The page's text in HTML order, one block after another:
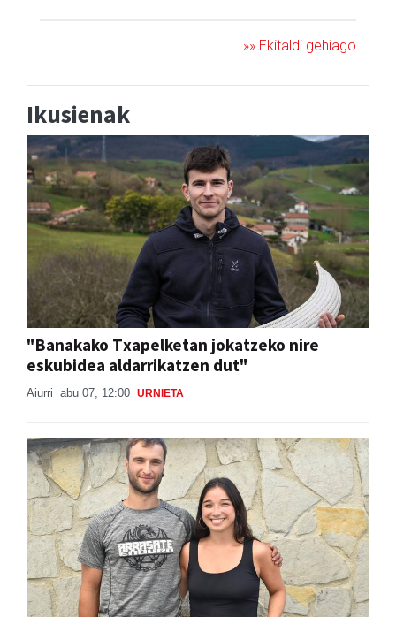
»» Ekitaldi gehiago
Ikusienak
"Banakako Txapelketan jokatzeko nire
eskubidea aldarrikatzen dut"
Aiurri abu 07, 12:00 URNIETA